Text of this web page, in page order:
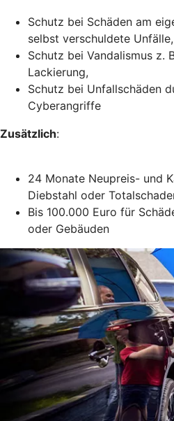
Schutz bei Schäden am
selbst verschuldete Unfälle,
Schutz bei Vandalismus z.
Lackierung,
Schutz bei Unfallschäden
Cyberangriffe
Zusätzlich:
24 Monate Neupreis- und
Diebstahl oder
Bis 100.000 Euro für
oder Gebäuden